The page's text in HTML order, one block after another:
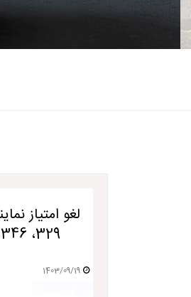
329، 346، 348، 363 و 825
1403/09/19